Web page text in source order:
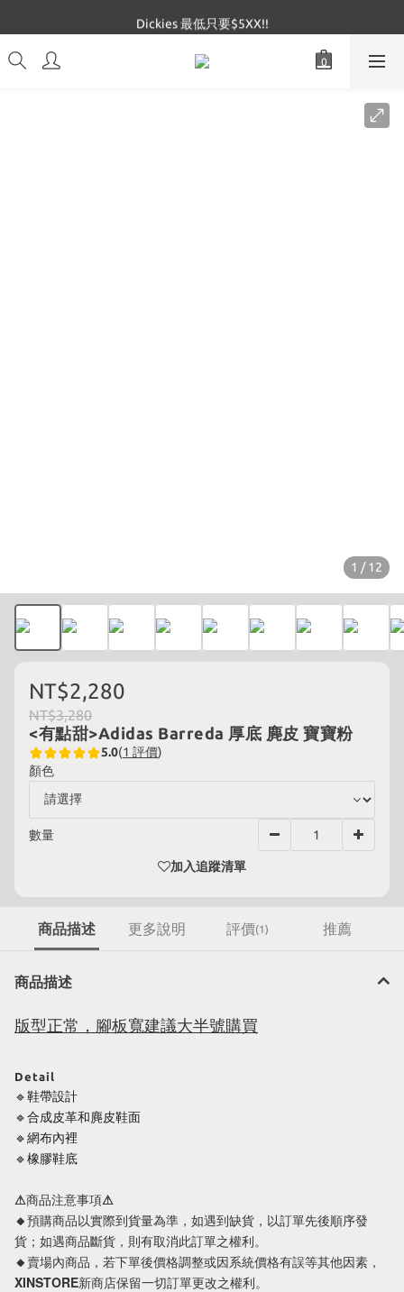
Dickies 最低只要$5XX!!
Dickies 最低只要$5XX!!
Mucent 全網最低🔥
1 / 12
NT$2,280
NT$3,280
<有點甜>Adidas Barreda 厚底 麂皮 寶寶粉
5.0(1 評價)
顏色
數量
加入追蹤清單
商品描述 更多說明 評價(1) 推薦
商品描述
版型正常，腳板寬建議大半號購買
Detail
🔹鞋帶設計
🔹合成皮革和麂皮鞋面
🔹網布內裡
🔹橡膠鞋底
⚠商品注意事項⚠
🔸預購商品以實際到貨量為準，如遇到缺貨，以訂單先後順序發
貨；如遇商品斷貨，則有取消此訂單之權利。
🔸賣場內商品，若下單後價格調整或因系統價格有誤等其他因素，
XINSTORE新商店保留一切訂單更改之權利。